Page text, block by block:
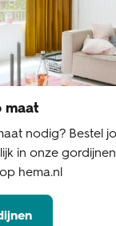
maat
nodig? Bestel
in onze
hema.nl